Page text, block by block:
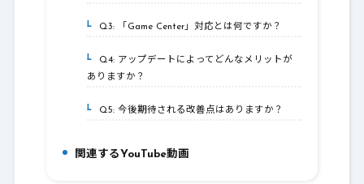
4-3.Q3: 「Game Center」対応とは何ですか？
4-4.Q4: アップデートによってどんなメリットが
ありますか？
4-5.Q5: 今後期待される改善点はありますか？
関連するYouTube動画